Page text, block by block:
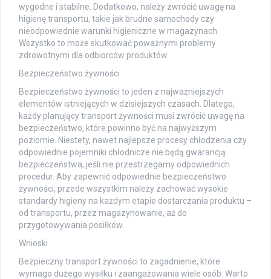
wygodne i stabilne. Dodatkowo, należy zwrócić uwagę na
higienę transportu, takie jak brudne samochody czy
nieodpowiednie warunki higieniczne w magazynach.
Wszystko to może skutkować poważnymi problemy
zdrowotnymi dla odbiorców produktów.
Bezpieczeństwo żywności
Bezpieczeństwo żywności to jeden z najważniejszych
elementów istniejących w dzisiejszych czasach. Dlatego,
każdy planujący transport żywności musi zwrócić uwagę na
bezpieczeństwo, które powinno być na najwyższym
poziomie. Niestety, nawet najlepsze procesy chłodzenia czy
odpowiednie pojemniki chłodnicze nie będą gwarancją
bezpieczeństwa, jeśli nie przestrzegamy odpowiednich
procedur. Aby zapewnić odpowiednie bezpieczeństwo
żywności, przede wszystkim należy zachować wysokie
standardy higieny na każdym etapie dostarczania produktu –
od transportu, przez magazynowanie, aż do
przygotowywania posiłków.
Wnioski
Bezpieczny transport żywności to zagadnienie, które
wymaga dużego wysiłku i zaangażowania wiele osób. Warto